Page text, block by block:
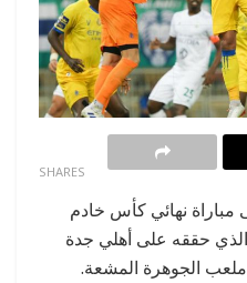
SHARES
مباراة نهائي كأس خادم
الذي حققه على أهلي جدة